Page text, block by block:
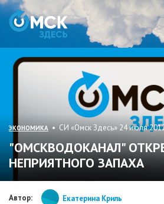
ЭКОНОМИКА • СИ «Омск Здесь» 24 июля
"ОМСКВОДОКАНАЛ"
НЕПРИЯТНОГО ЗАПАХА
Автор: Екатерина Криль